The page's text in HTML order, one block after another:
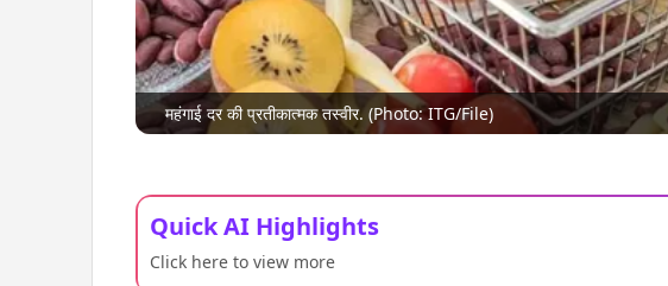
महंगाई दर की प्रतीकात्मक तस्वीर. (Photo: ITG/File)
Quick AI Highlights
Click here to view more